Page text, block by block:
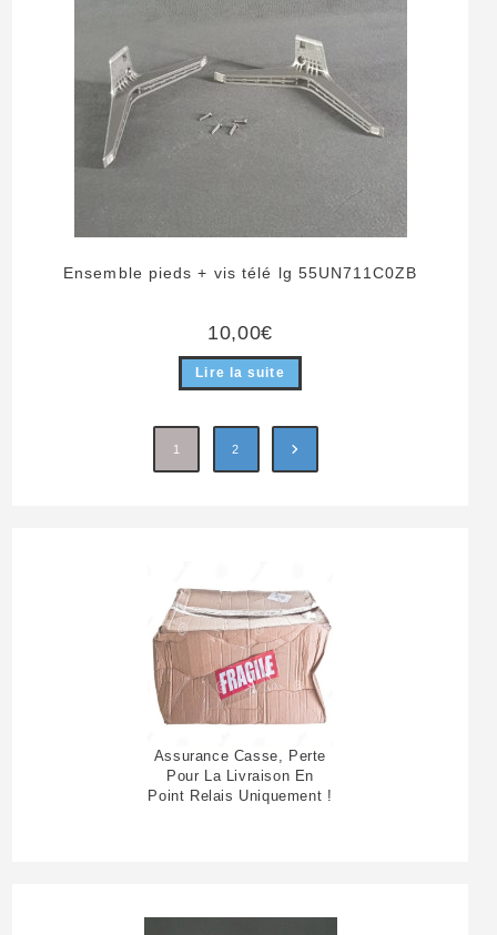
Ensemble pieds + vis télé lg 55UN711C0ZB
10,00€
Lire la suite
1 2
Assurance Casse, Perte
Pour La Livraison En
Point Relais Uniquement !